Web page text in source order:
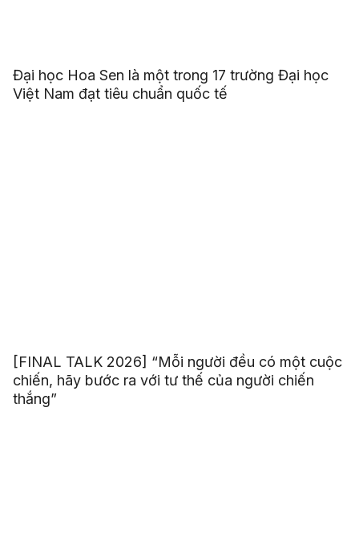
Đại học Hoa Sen là một trong 17 trường Đại học
Việt Nam đạt tiêu chuẩn quốc tế
[FINAL TALK 2026] “Mỗi người đều có một cuộc
chiến, hãy bước ra với tư thế của người chiến
thắng”